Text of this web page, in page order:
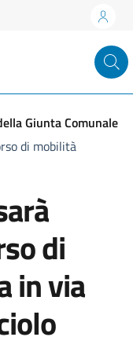
Giunta Comunale
di mobilità
di
in via